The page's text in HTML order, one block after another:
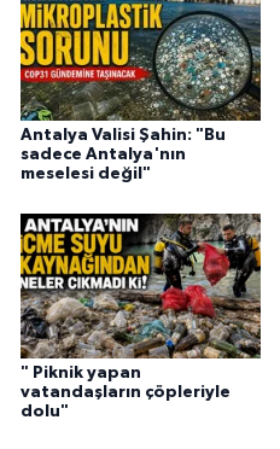
Antalya Valisi Şahin: "Bu
sadece Antalya'nın
meselesi değil"
" Piknik yapan
vatandaşların çöpleriyle
dolu"